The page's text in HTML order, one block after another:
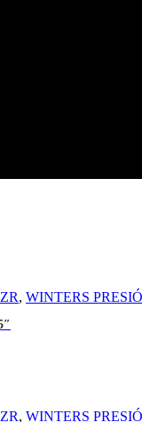
, WINTERS
, WINTERS